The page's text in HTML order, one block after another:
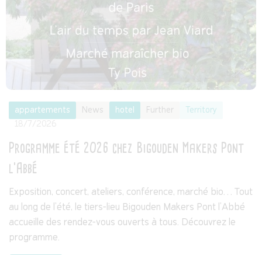
appartements News hotel Further
Territory
Programme été 2026 chez Bigouden Makers Pont
l'Abbé
Exposition, concert, ateliers, conférence, marché bio… Tout
au long de l'été, le tiers-lieu Bigouden Makers Pont l'Abbé
accueille des rendez-vous ouverts à tous. Découvrez le
programme.